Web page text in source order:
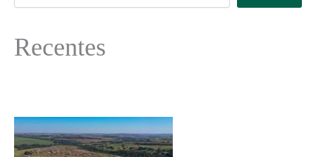
Recentes